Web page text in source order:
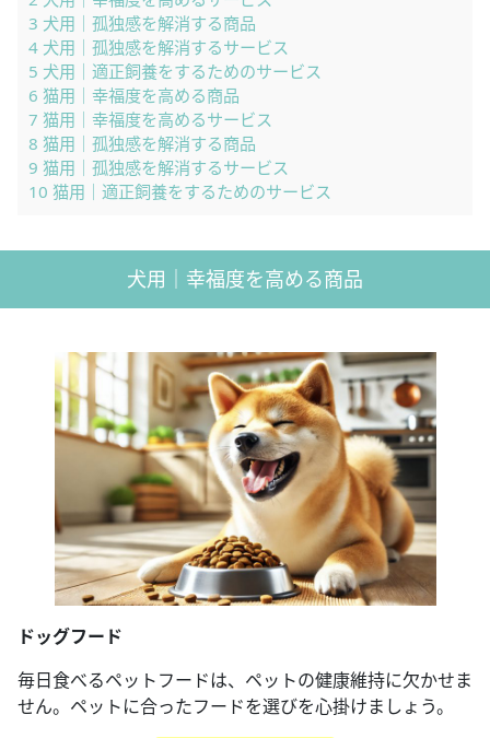
3 犬用｜孤独感を解消する商品
4 犬用｜孤独感を解消するサービス
5 犬用｜適正飼養をするためのサービス
6 猫用｜幸福度を高める商品
7 猫用｜幸福度を高めるサービス
8 猫用｜孤独感を解消する商品
9 猫用｜孤独感を解消するサービス
10 猫用｜適正飼養をするためのサービス
犬用｜幸福度を高める商品
ドッグフード
毎日食べるペットフードは、ペットの健康維持に欠かせま
せん。ペットに合ったフードを選びを心掛けましょう。